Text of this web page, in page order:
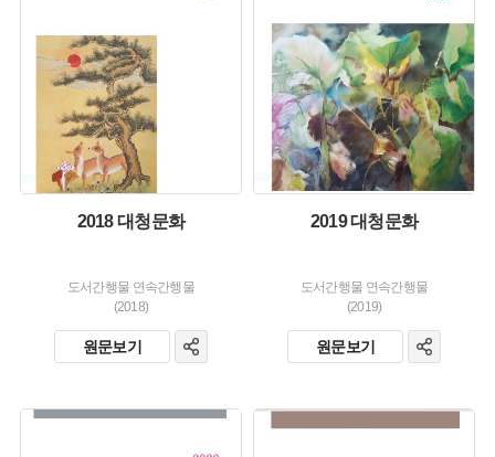
2018 대청문화
도서간행물 연속간행물
(2018)
원문보기
2019 대청문화
도서간행물 연속간행물
(2019)
원문보기